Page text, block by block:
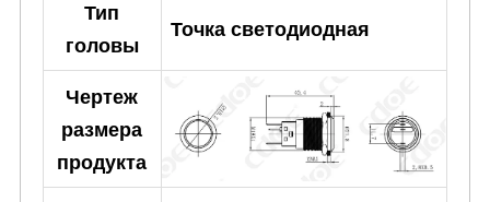
Тип
головы
Точка светодиодная
Чертеж
размера
продукта